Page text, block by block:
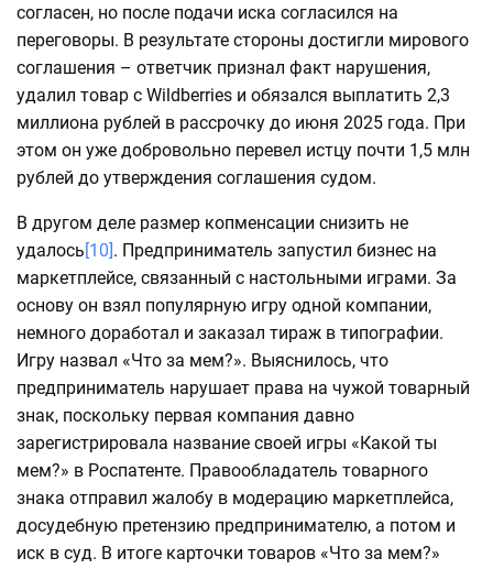
согласен, но после подачи иска согласился на
переговоры. В результате стороны достигли мирового
соглашения – ответчик признал факт нарушения,
удалил товар с Wildberries и обязался выплатить 2,3
миллиона рублей в рассрочку до июня 2025 года. При
этом он уже добровольно перевел истцу почти 1,5 млн
рублей до утверждения соглашения судом.
В другом деле размер копменсации снизить не
удалось [10] . Предприниматель запустил бизнес на
маркетплейсе, связанный с настольными играми. За
основу он взял популярную игру одной компании,
немного доработал и заказал тираж в типографии.
Игру назвал «Что за мем?». Выяснилось, что
предприниматель нарушает права на чужой товарный
знак, поскольку первая компания давно
зарегистрировала название своей игры «Какой ты
мем?» в Роспатенте. Правообладатель товарного
знака отправил жалобу в модерацию маркетплейса,
досудебную претензию предпринимателю, а потом и
иск в суд. В итоге карточки товаров «Что за мем?»